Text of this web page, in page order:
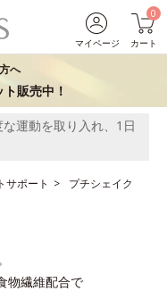
マイページ
0
カート
へ
販売中！
運動を取り入れ、1日
サポート プチシェイク
物繊維配合で